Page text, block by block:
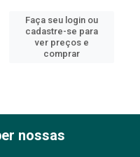
Faça seu login ou
cadastre-se para
ver preços e
comprar
nossas